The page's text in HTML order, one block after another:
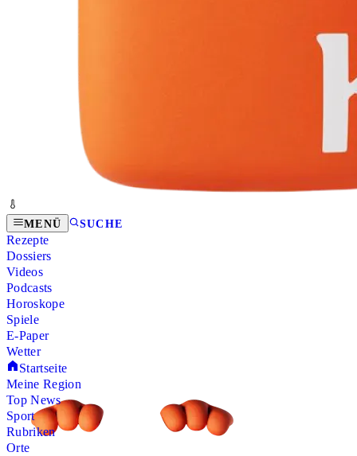
MENÜ SUCHE
Rezepte
Dossiers
Videos
Podcasts
Horoskope
Spiele
E-Paper
Wetter
Startseite
Meine Region
Top News
Sport
Rubriken
Orte